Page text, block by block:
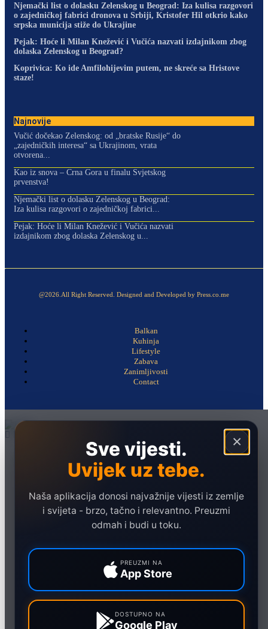
Njemački list o dolasku Zelenskog u Beograd: Iza kulisa razgovori
o zajedničkoj fabrici dronova u Srbiji, Kristofer Hil otkrio kako
srpska municija stiže do Ukrajine
Pejak: Hoće li Milan Knežević i Vučića nazvati izdajnikom zbog
dolaska Zelenskog u Beograd?
Koprivica: Ko ide Amfilohijevim putem, ne skreće sa Hristove
staze!
Najnovije
Vučić dočekao Zelenskog: od „bratske Rusije“ do
„zajedničkih interesa“ sa Ukrajinom, vrata
otvorena...
Kao iz snova – Crna Gora u finalu Svjetskog
prvenstva!
Njemački list o dolasku Zelenskog u Beograd:
Iza kulisa razgovori o zajedničkoj fabrici...
Pejak: Hoće li Milan Knežević i Vučića nazvati
izdajnikom zbog dolaska Zelenskog u...
@2026.All Right Reserved. Designed and Developed by Press.co.me
Balkan
Kuhinja
Lifestyle
Zabava
Zanimljivosti
Contact
×
Sve vijesti.
Uvijek uz tebe.
Naša aplikacija donosi najvažnije vijesti iz zemlje
i svijeta - brzo, tačno i relevantno. Preuzmi
odmah i budi u toku.
PREUZMI NA
App Store
DOSTUPNO NA
Google Play
Hronika